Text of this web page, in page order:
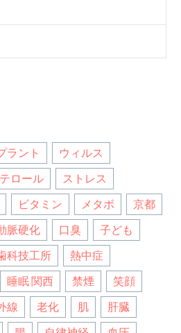
ラント
ウィルス
ロール
ストレス
ビタミン メタボ
京都
脈硬化 口臭
子ども
科技工所
熱中症
睡眠 関西 禁煙
笑顔
線 老化 肌
肝臓